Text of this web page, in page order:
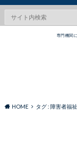
専門機関
HOME タグ : 障害者福